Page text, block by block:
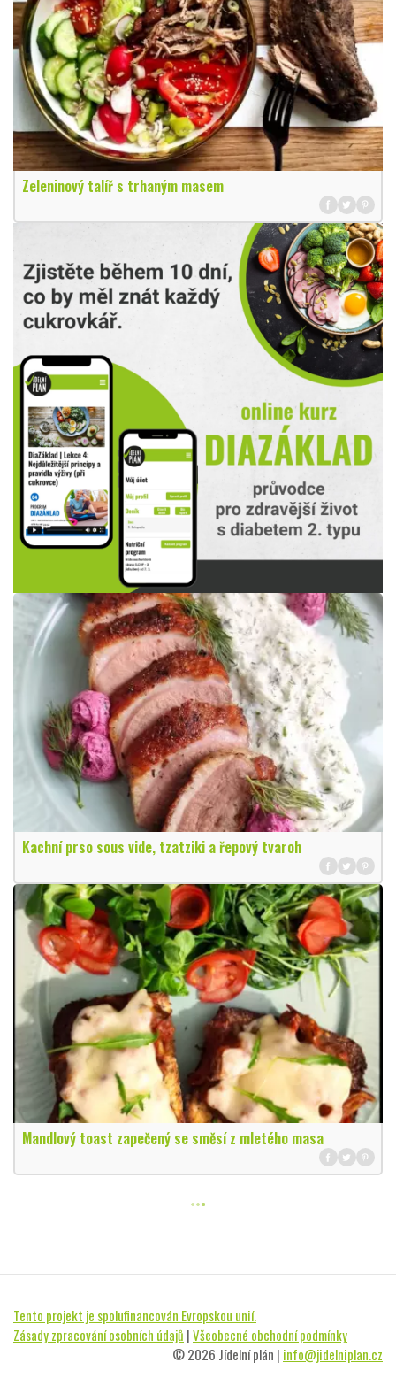
Zeleninový talíř s trhaným masem
Kachní prso sous vide, tzatziki a řepový tvaroh
Mandlový toast zapečený se směsí z mletého masa
Tento projekt je spolufinancován Evropskou unií.
Zásady zpracování osobních údajů |Všeobecné obchodní podmínky
© 2026 Jídelní plán | info@jidelniplan.cz